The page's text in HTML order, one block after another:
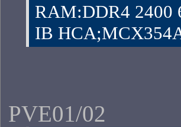
RAM:DDR4
IB
PVE01/02